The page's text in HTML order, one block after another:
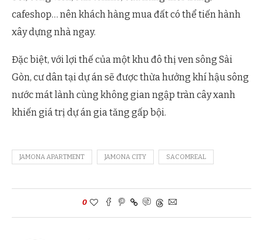
cafeshop… nên khách hàng mua đất có thể tiến hành
xây dựng nhà ngay.
Đặc biệt, với lợi thế của một khu đô thị ven sông Sài
Gòn, cư dân tại dự án sẽ được thừa hưởng khí hậu sông
nước mát lành cùng không gian ngập tràn cây xanh
khiến giá trị dự án gia tăng gấp bội.
JAMONA APARTMENT JAMONA CITY SACOMREAL
0